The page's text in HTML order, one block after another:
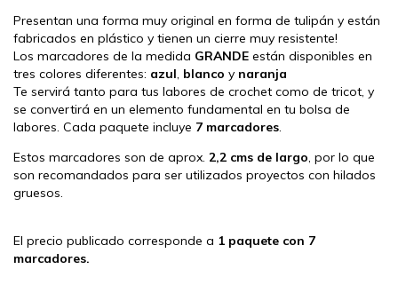
Presentan una forma muy original en forma de tulipán y están
fabricados en plástico y tienen un cierre muy resistente!
Los marcadores de la medida GRANDE están disponibles en
tres colores diferentes: azul, blanco y naranja
Te servirá tanto para tus labores de crochet como de tricot, y
se convertirá en un elemento fundamental en tu bolsa de
labores. Cada paquete incluye 7 marcadores.
Estos marcadores son de aprox. 2,2 cms de largo, por lo que
son recomandados para ser utilizados proyectos con hilados
gruesos.
El precio publicado corresponde a 1 paquete con 7
marcadores.